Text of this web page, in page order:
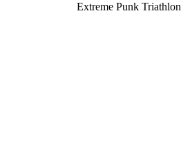
Extreme Punk Triathlon